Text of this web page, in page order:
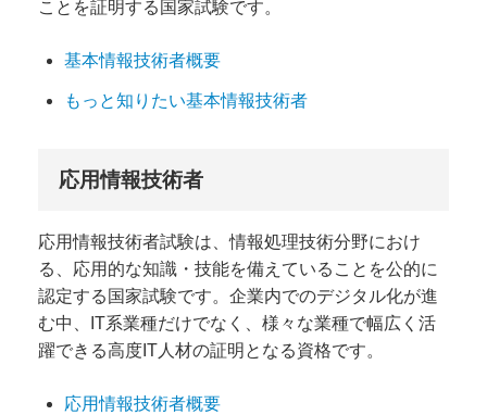
ことを証明する国家試験です。
基本情報技術者概要
もっと知りたい基本情報技術者
応用情報技術者
応用情報技術者試験は、情報処理技術分野におけ
る、応用的な知識・技能を備えていることを公的に
認定する国家試験です。企業内でのデジタル化が進
む中、IT系業種だけでなく、様々な業種で幅広く活
躍できる高度IT人材の証明となる資格です。
応用情報技術者概要